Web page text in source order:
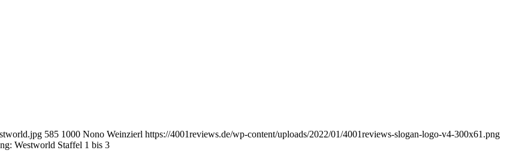
585 1000 Nono Weinzierl https://4001reviews.de/wp-content/uploads/2022/01/4001reviews-slogan-logo-v4-300x61.png
Westworld Staffel 1 bis 3